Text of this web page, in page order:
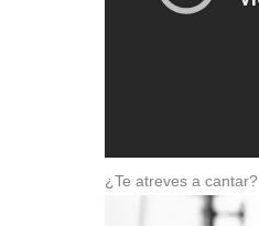
¿Te atreves a cantar?